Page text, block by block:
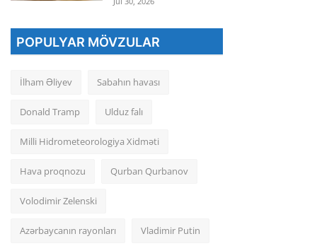
POPULYAR MÖVZULAR
İlham Əliyev Sabahın havası
Donald Tramp Ulduz falı
Milli Hidrometeorologiya Xidməti
Hava proqnozu Qurban Qurbanov
Volodimir Zelenski
Azərbaycanın rayonları Vladimir Putin